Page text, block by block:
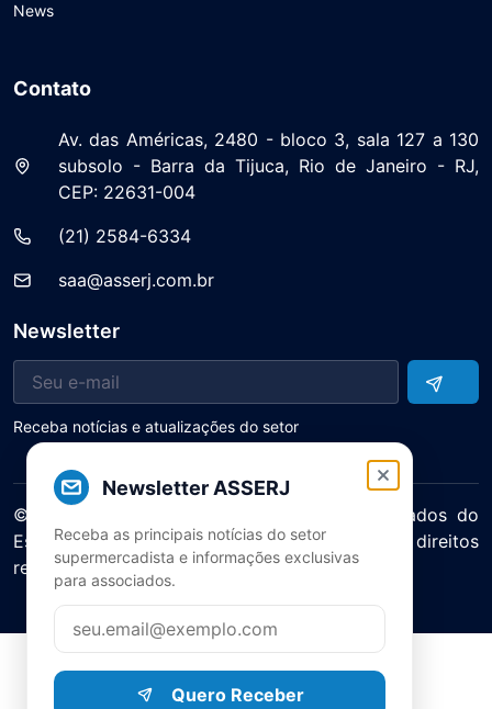
Newsletter ASSERJ
Receba as principais notícias do setor
supermercadista e informações exclusivas
para associados.
Quero Receber
News
Contato
Av. das Américas, 2480 - bloco 3, sala 127 a 130
subsolo - Barra da Tijuca, Rio de Janeiro - RJ,
CEP: 22631-004
(21) 2584-6334
saa@asserj.com.br
Newsletter
Receba notícias e atualizações do setor
© 2025 ASERJ – Associação de Supermercados do
Estado do Rio de Janeiro. Todos os direitos
reservados.